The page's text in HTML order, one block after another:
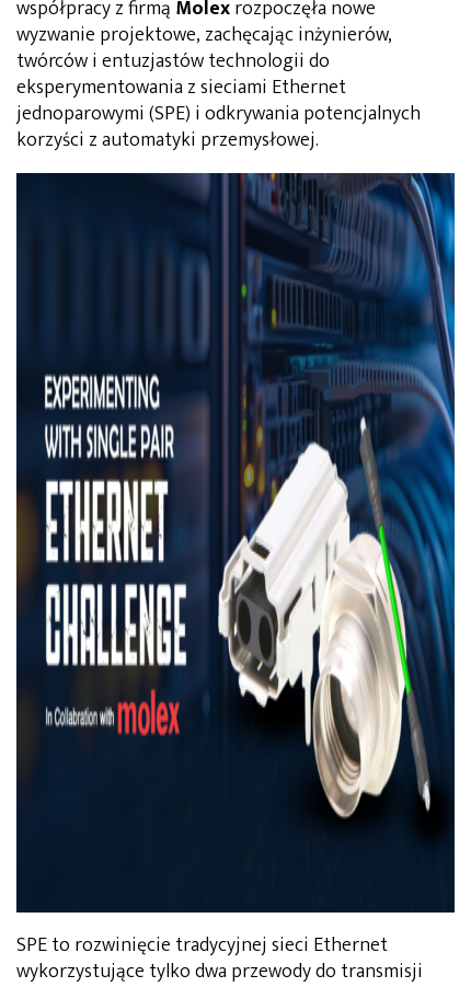
współpracy z firmą Molexrozpoczęła nowe
wyzwanie projektowe, zachęcając inżynierów,
twórców i entuzjastów technologii do
eksperymentowania z sieciami Ethernet
jednoparowymi (SPE) i odkrywania potencjalnych
korzyści z automatyki przemysłowej.
SPE to rozwinięcie tradycyjnej sieci Ethernet
wykorzystujące tylko dwa przewody do transmisji